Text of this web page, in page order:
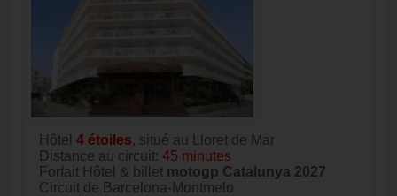
Hôtel 4 étoiles, situé au Lloret de Mar
Distance au circuit: 45 minutes
Forfait Hôtel & billet motogp Catalunya 2027
Circuit de Barcelona-Montmelo